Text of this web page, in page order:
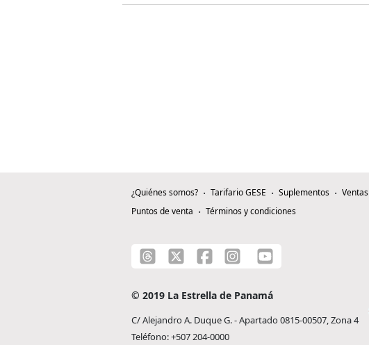
¿Quiénes somos? Tarifario GESE Suplementos Ventas
Puntos de venta
Términos y condiciones
© 2019 La Estrella de Panamá
C/ Alejandro A. Duque G. - Apartado 0815-00507, Zona 4
Teléfono: +507 204-0000